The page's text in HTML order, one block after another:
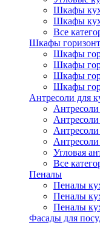
Шкафы
Шкафы
Все
Шкафы
Шкафы
Шкафы
Шкафы
Шкафы
Антресоли для
Угловая
Все
Пеналы
Пеналы
Пеналы
Пеналы
Фасады для